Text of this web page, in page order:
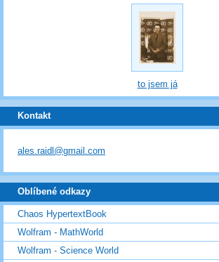
to jsem já
Kontakt
ales.raidl@gmail.com
Oblíbené odkazy
Chaos HypertextBook
Wolfram - MathWorld
Wolfram - Science World